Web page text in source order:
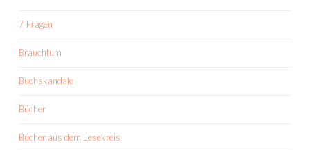
7 Fragen
Brauchtum
Buchskandale
Bücher
Bücher aus dem Lesekreis